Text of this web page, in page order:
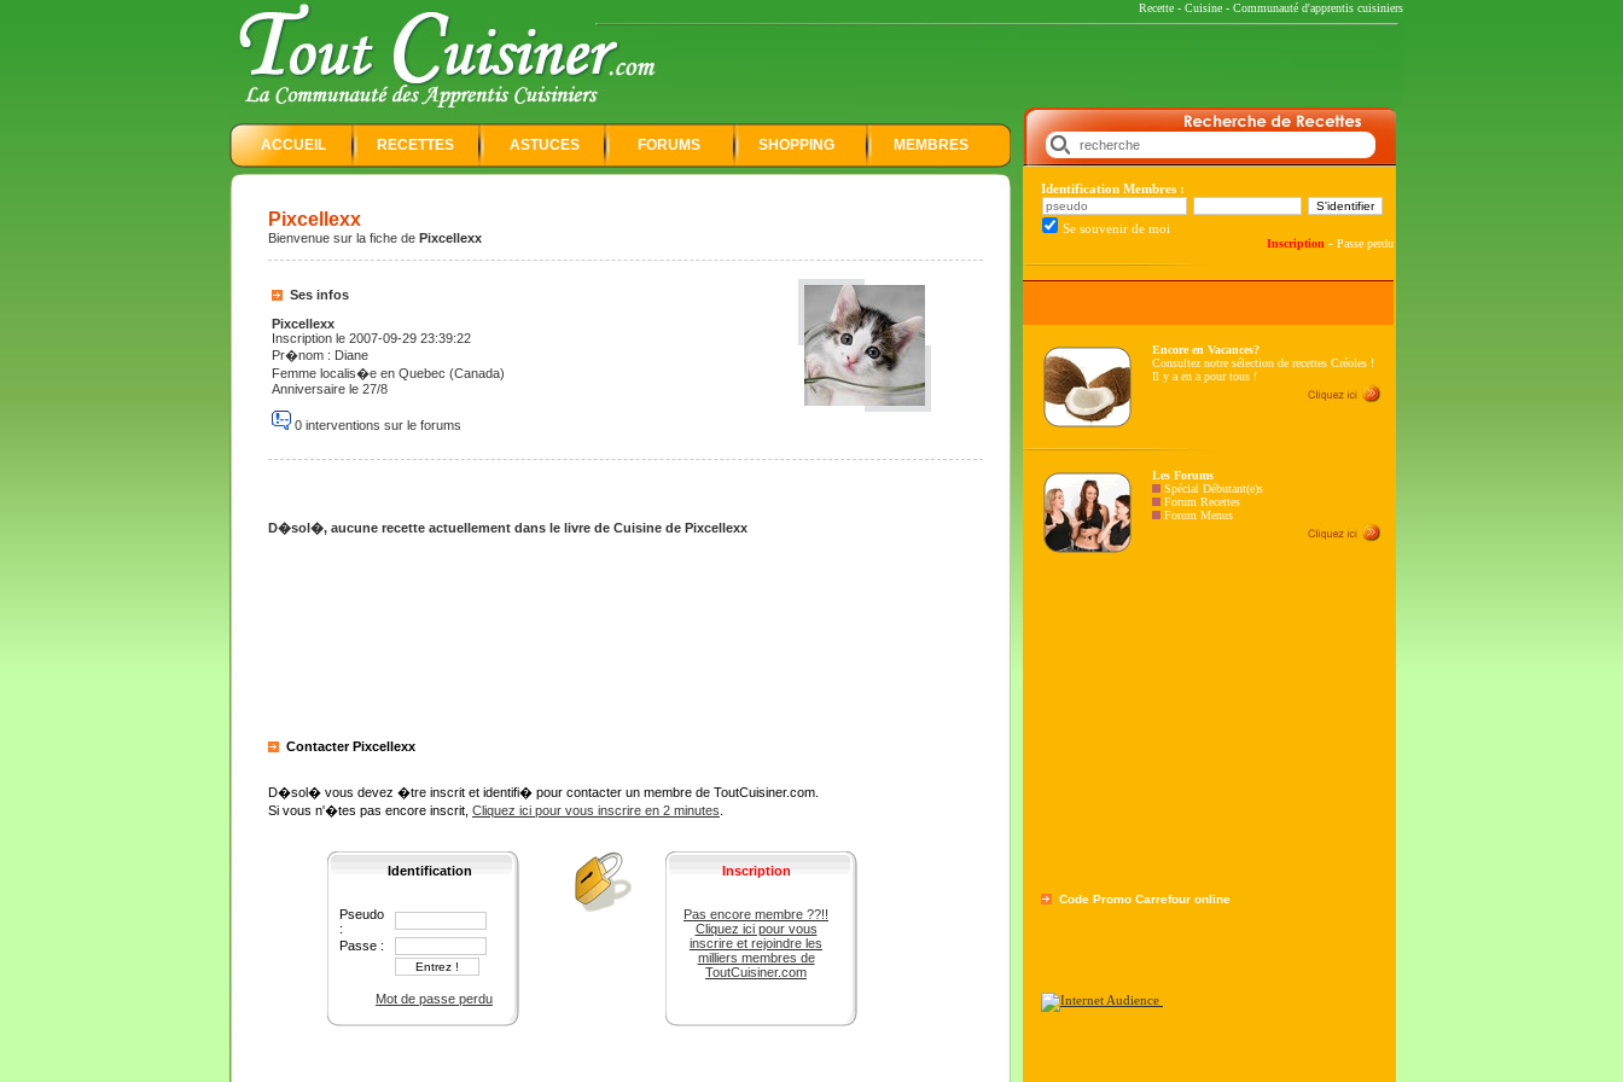
Recette - Cuisine - Communauté d'apprentis cuisiniers
ACCUEIL RECETTES ASTUCES FORUMS SHOPPING MEMBRES
Identification Membres :
Se souvenir de moi
Inscription - Passe perdu
Encore en Vacances?
Consultez notre sélection de recettes Créoles !
Il y a en a pour tous !
Les Forums
Spécial Débutant(e)s
Forum Recettes
Forum Menus
Pixcellexx
Bienvenue sur la fiche de Pixcellexx
Ses infos
Pixcellexx
Inscription le 2007-09-29 23:39:22
Pr�nom : Diane
Femme localis�e en Quebec (Canada)
Anniversaire le 27/8
0 interventions sur le forums
D�sol�, aucune recette actuellement dans le livre de Cuisine de Pixcellexx
Contacter Pixcellexx
D�sol� vous devez �tre inscrit et identifi� pour contacter un membre de ToutCuisiner.com.
Si vous n'�tes pas encore inscrit, Cliquez ici pour vous inscrire en 2 minutes
Identification
Pseudo
:
Passe :
Mot de passe perdu
Inscription
Pas encore membre ??!!
Cliquez ici pour vous
inscrire et rejoindre les
milliers membres de
ToutCuisiner.com
Code Promo Carrefour online